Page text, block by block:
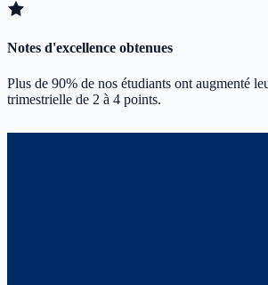
Notes d'excellence obtenues
Plus de 90% de nos étudiants ont augmenté
trimestrielle de 2 à 4 points.